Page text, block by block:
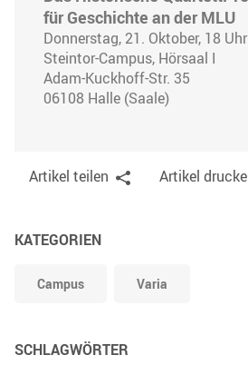
für Geschichte an der MLU
Donnerstag, 21. Oktober, 18 Uhr
Steintor-Campus, Hörsaal I
Adam-Kuckhoff-Str. 35
06108 Halle (Saale)
Artikel teilen Artikel
KATEGORIEN
Campus Varia
SCHLAGWÖRTER